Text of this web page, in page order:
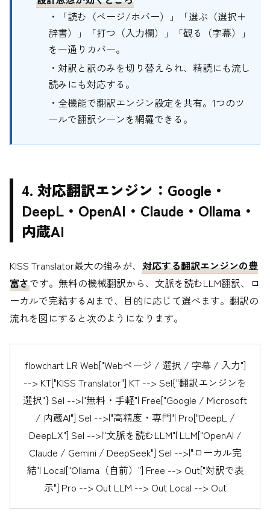
・「読む（ページ/ホバー）」「選ぶ（選択＋
辞書）」「打つ（入力欄）」「観る（字幕）」
を一通りカバー。
・対訳と訳のみを切り替えられ、精読にも流し
読みにも対応する。
・全機能で翻訳エンジン設定を共有。1つのツ
ールで翻訳シーンを網羅できる。
4. 対応翻訳エンジン：Google・
DeepL・OpenAI・Claude・Ollama・
内蔵AI
KISS Translator最大の強みが、 対応する翻訳エンジンの豊
富さです。無料の機械翻訳から、文脈を読むLLM翻訳、ロ
ーカルで完結するAIまで、目的に応じて選べます。翻訳の
流れを図にすると次のようになります。
flowchart LR Web["Webページ / 選択 / 字幕 / 入力"]
--> KT["KISS Translator"] KT --> Sel{"翻訳エンジンを
選択"} Sel -->|"無料・手軽"| Free["Google / Microsoft
/ 内蔵AI"] Sel -->|"高精度・専門"| Pro["DeepL /
DeepLX"] Sel -->|"文脈を読むLLM"| LLM["OpenAI /
Claude / Gemini / DeepSeek"] Sel -->|"ローカル完
結"| Local["Ollama（自前）"] Free --> Out["対訳で表
示"] Pro --> Out LLM --> Out Local --> Out